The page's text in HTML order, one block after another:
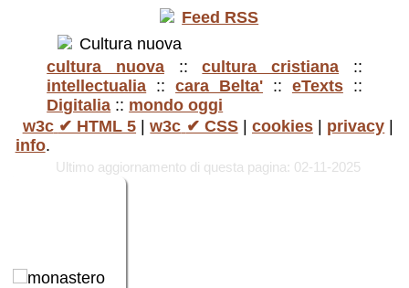
cultura nuova::cultura cristiana ::
intellectualia ::cara Belta' :: eTexts::
Digitalia :: mondo oggi
w3c ✔ HTML 5 |w3c ✔ CSS| cookies| privacy |
info.
Ultimo aggiornamento di questa pagina: 02-11-2025